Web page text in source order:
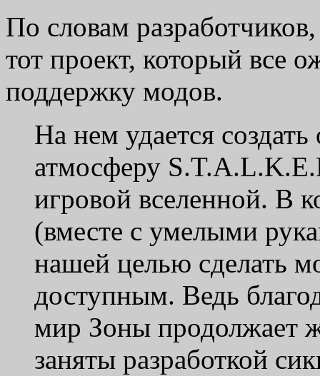
По словам
тот проект, который все
поддержку модов.
На нем удается
атмосферу
игровой вселенной. В
(вместе с умелыми
нашей целью сделать
доступным. Ведь
мир Зоны продолжает
заняты разработкой